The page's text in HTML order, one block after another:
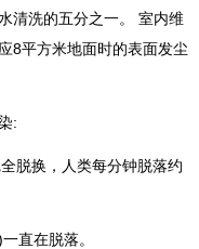
清洗的五分之一。 室内维
8平方米地面时的表面发尘
:
脱换，人类每分钟脱落约
直在脱落。